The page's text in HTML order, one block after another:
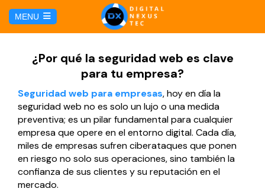
MENU
SERVICIOS
Hosting y Dominio
Gestión de Redes Sociales
Brand Book
PÁGINAS
Página web para Agencias de Viaje
Página web para Hoteles
MARKETING DIGITAL
Marketing por Facebook
¿Por qué la seguridad web es clave
para tu empresa?
Seguridad web para empresas, hoy en día la
seguridad web no es solo un lujo o una medida
preventiva; es un pilar fundamental para cualquier
empresa que opere en el entorno digital. Cada día,
miles de empresas sufren ciberataques que ponen
en riesgo no solo sus operaciones, sino también la
confianza de sus clientes y su reputación en el
mercado.